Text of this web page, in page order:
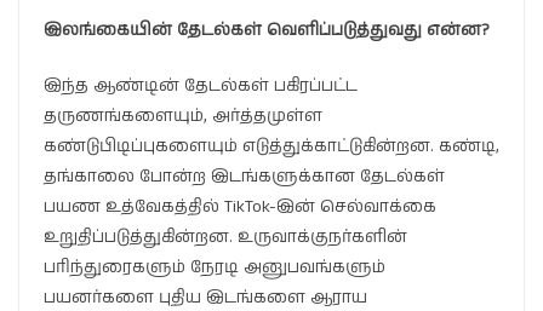
இலங்கையின் தேடல்கள் வெளிப்படுத்துவது என்ன?
இந்த ஆண்டின் தேடல்கள் பகிரப்பட்ட
தருணங்களையும், அர்த்தமுள்ள
கண்டுபிடிப்புகளையும் எடுத்துக்காட்டுகின்றன. கண்டி,
தங்காலை போன்ற இடங்களுக்கான தேடல்கள்
பயண உத்வேகத்தில் TikTok-இன் செல்வாக்கை
உறுதிப்படுத்துகின்றன. உருவாக்குநர்களின்
பரிந்துரைகளும் நேரடி அனுபவங்களும்
பயனர்களை புதிய இடங்களை ஆராய